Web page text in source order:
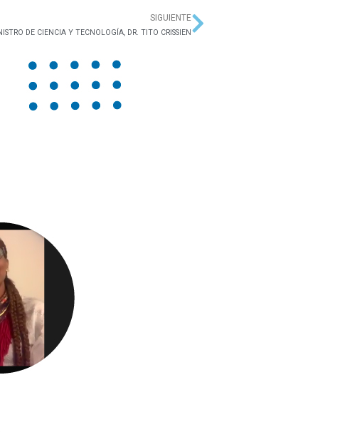
SIGUIENTE
DE CIENCIA Y TECNOLOGÍA, DR. TITO CRISSIENSiguiente